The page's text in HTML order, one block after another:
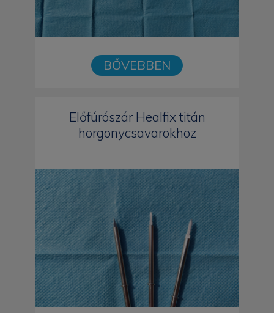
BŐVEBBEN
Előfúrószár Healfix titán
horgonycsavarokhoz